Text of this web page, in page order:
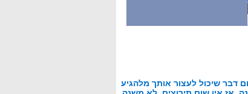
דבר שיכול לעצור אותך מלהגיע